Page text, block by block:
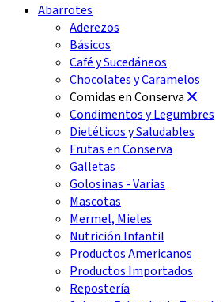
Abarrotes
Aderezos
Básicos
Café y Sucedáneos
Chocolates y Caramelos
Comidas en Conserva
Condimentos y Legumbres
Dietéticos y Saludables
Frutas en Conserva
Galletas
Golosinas - Varias
Mascotas
Mermel, Mieles
Nutrición Infantil
Productos Americanos
Productos Importados
Repostería